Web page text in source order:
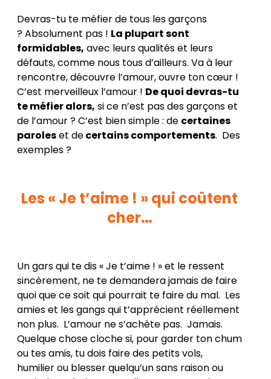
Devras-tu te méfier de tous les garçons
? Absolument pas ! La plupart sont
formidables, avec leurs qualités et leurs
défauts, comme nous tous d’ailleurs. Va à leur
rencontre, découvre l’amour, ouvre ton cœur !
C’est merveilleux l’amour ! De quoi devras-tu
te méfier alors, si ce n’est pas des garçons et
de l’amour ? C’est bien simple : de certaines
paroleset decertains comportements. Des
exemples ?
Les « Je t’aime ! » qui coûtent
cher…
Un gars qui te dis « Je t’aime ! » et le ressent
sincèrement, ne te demandera jamais de faire
quoi que ce soit qui pourrait te faire du mal. Les
amies et les gangs qui t’apprécient réellement
non plus. L’amour ne s’achète pas. Jamais.
Quelque chose cloche si, pour garder ton chum
ou tes amis, tu dois faire des petits vols,
humilier ou blesser quelqu’un sans raison ou